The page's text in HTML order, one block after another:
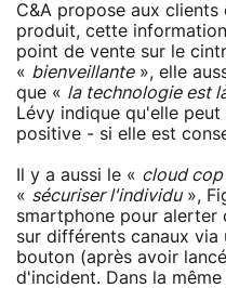
C&A propose aux
produit, cette
point de vente sur le
« bienveillante», elle
que « la technologie est
Lévy indique qu'elle
positive - si elle est
Il y a aussi le « cloud cop
« sécuriser l'individu»,
smartphone pour alerter
sur différents canaux via
bouton (après avoir
d'incident. Dans la